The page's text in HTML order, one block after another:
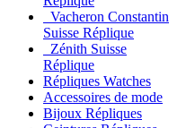
Vacheron Constantin
Suisse Réplique
Zénith Suisse
Réplique
Répliques Watches
Accessoires de mode
Bijoux Répliques